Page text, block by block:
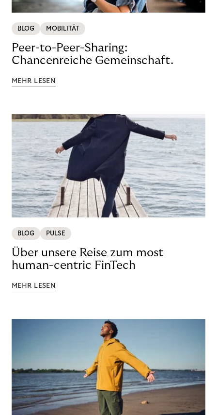
BLOG MOBILITÄT
Peer-to-Peer-Sharing:
Chancenreiche Gemeinschaft.
MEHR LESEN
BLOG PULSE
Über unsere Reise zum most
human-centric FinTech
MEHR LESEN